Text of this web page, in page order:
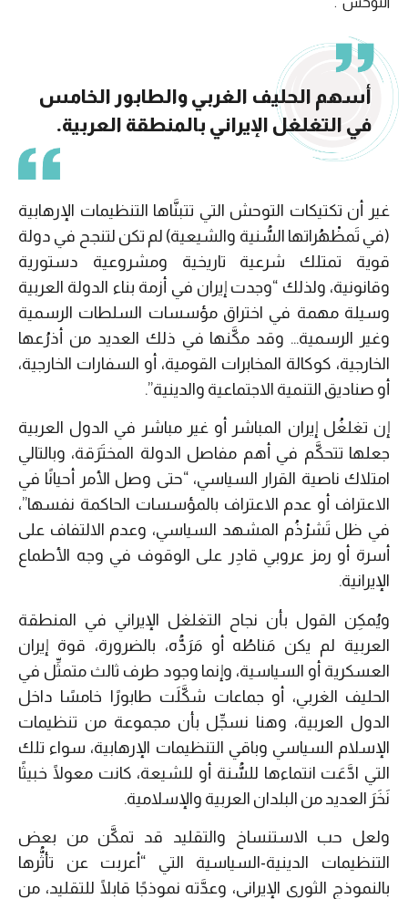
أسهم الحليف الغربي والطابور الخامس
في التغلغل الإيراني بالمنطقة العربية.
غير أن تكتيكات التوحش التي تتبنَّاها التنظيمات الإرهابية
(في تَمظْهُراتها السُّنية والشيعية) لم تكن لتنجح في دولة
قوية تمتلك شرعية تاريخية ومشروعية دستورية
وقانونية، ولذلك “وجدت إيران في أزمة بناء الدولة العربية
وسيلة مهمة في اختراق مؤسسات السلطات الرسمية
وغير الرسمية… وقد مكَّنها في ذلك العديد من أذرُعها
الخارجية، كوكالة المخابرات القومية، أو السفارات الخارجية،
أو صناديق التنمية الاجتماعية والدينية”.
إن تغلغُل إيران المباشر أو غير مباشر في الدول العربية
جعلها تتحكَّم في أهم مفاصل الدولة المختَرَقة، وبالتالي
امتلاك ناصية القرار السياسي، “حتى وصل الأمر أحيانًا في
الاعتراف أو عدم الاعتراف بالمؤسسات الحاكمة نفسها”،
في ظل تَشرْذُم المشهد السياسي، وعدم الالتفاف على
أسرة أو رمز عروبي قادِر على الوقوف في وجه الأطماع
الإيرانية.
ويُمكِن القول بأن نجاح التغلغل الإيراني في المنطقة
العربية لم يكن مَناطُه أو مَرَدُّه، بالضرورة، قوة إيران
العسكرية أو السياسية، وإنما وجود طرف ثالث متمثِّل في
الحليف الغربي، أو جماعات شكَّلَت طابورًا خامسًا داخل
الدول العربية، وهنا نسجِّل بأن مجموعة من تنظيمات
الإسلام السياسي وباقي التنظيمات الإرهابية، سواء تلك
التي ادَّعَت انتماءها للسُّنة أو للشيعة، كانت معولًا خبيثًا
نَخَرَ العديد من البلدان العربية والإسلامية.
ولعل حب الاستنساخ والتقليد قد تمكَّن من بعض
التنظيمات الدينية-السياسية التي “أعربت عن تأثُّرها
بالنموذج الثوري الإيراني، وعدَّته نموذجًا قابلًا للتقليد، من